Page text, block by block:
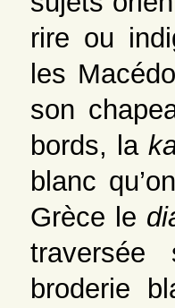
rire ou
les
son
bords, la
blanc
Grèce le
broderie